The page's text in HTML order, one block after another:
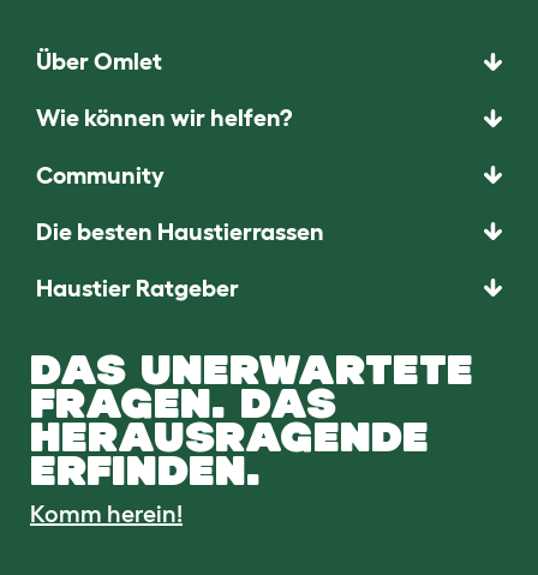
Über Omlet
Wie können wir helfen?
Community
Die besten Haustierrassen
Haustier Ratgeber
DAS UNERWARTETE
FRAGEN. DAS
HERAUSRAGENDE
ERFINDEN.
Komm herein!